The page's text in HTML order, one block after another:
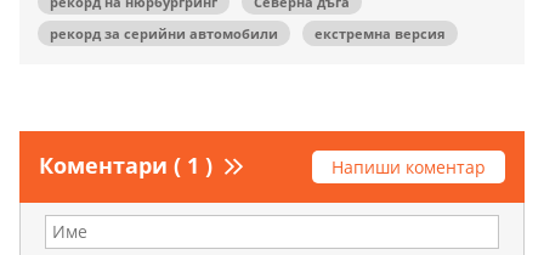
рекорд за серийни автомобили
екстремна версия
Коментари ( 1 ) Напиши коментар